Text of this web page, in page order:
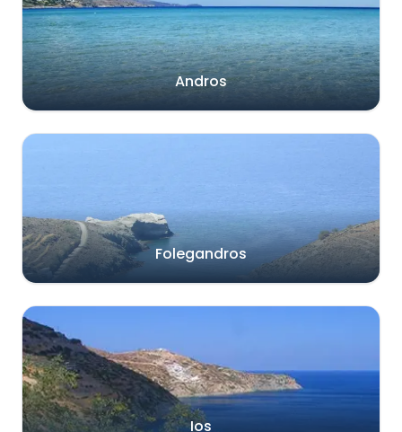
Andros
Folegandros
Ios